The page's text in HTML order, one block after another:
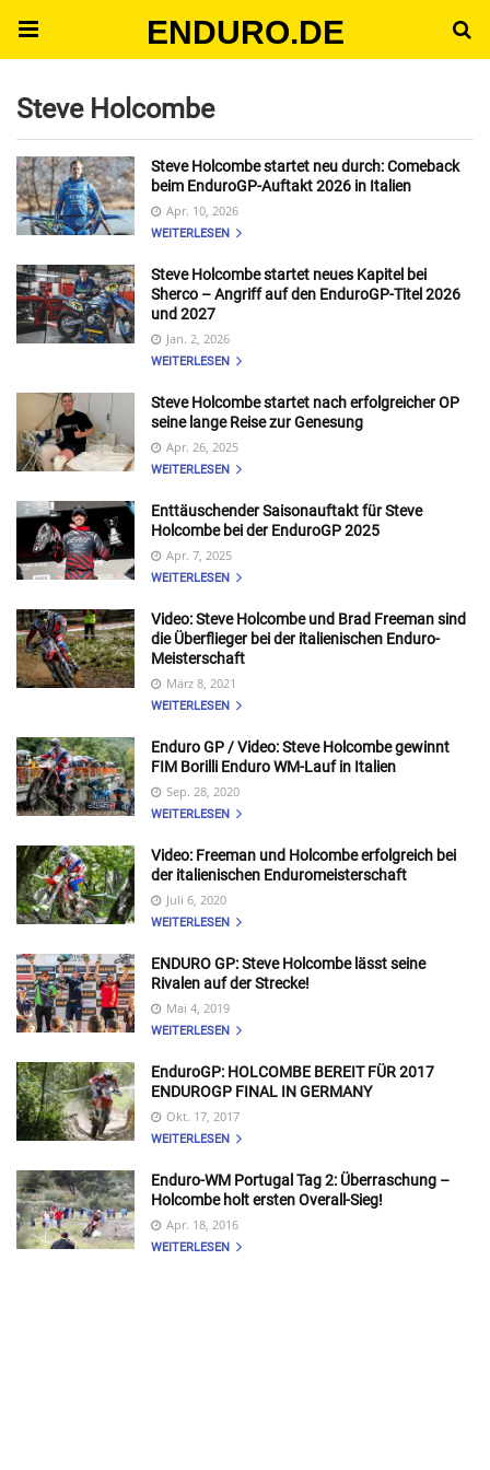
ENDURO.DE
Steve Holcombe
Steve Holcombe startet neu durch: Comeback
beim EnduroGP-Auftakt 2026 in Italien
Apr. 10, 2026
WEITERLESEN
Steve Holcombe startet neues Kapitel bei
Sherco – Angriff auf den EnduroGP-Titel 2026
und 2027
Jan. 2, 2026
WEITERLESEN
Steve Holcombe startet nach erfolgreicher OP
seine lange Reise zur Genesung
Apr. 26, 2025
WEITERLESEN
Enttäuschender Saisonauftakt für Steve
Holcombe bei der EnduroGP 2025
Apr. 7, 2025
WEITERLESEN
Video: Steve Holcombe und Brad Freeman sind
die Überflieger bei der italienischen Enduro-
Meisterschaft
März 8, 2021
WEITERLESEN
Enduro GP / Video: Steve Holcombe gewinnt
FIM Borilli Enduro WM-Lauf in Italien
Sep. 28, 2020
WEITERLESEN
Video: Freeman und Holcombe erfolgreich bei
der italienischen Enduromeisterschaft
Juli 6, 2020
WEITERLESEN
ENDURO GP: Steve Holcombe lässt seine
Rivalen auf der Strecke!
Mai 4, 2019
WEITERLESEN
EnduroGP: HOLCOMBE BEREIT FÜR 2017
ENDUROGP FINAL IN GERMANY
Okt. 17, 2017
WEITERLESEN
Enduro-WM Portugal Tag 2: Überraschung –
Holcombe holt ersten Overall-Sieg!
Apr. 18, 2016
WEITERLESEN